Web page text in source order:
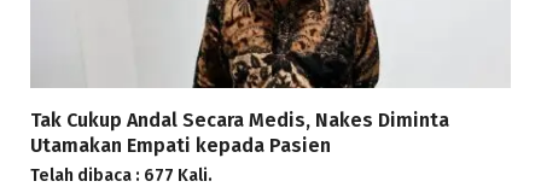
Tak Cukup Andal Secara Medis, Nakes Diminta
Utamakan Empati kepada Pasien
Telah dibaca : 677 Kali.